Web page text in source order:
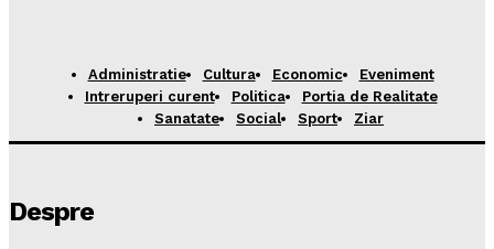
Administratie Cultura Economic
Eveniment
Intreruperi curent
Politica
Portia de Realitate
Sanatate
Social Sport Ziar
Despre